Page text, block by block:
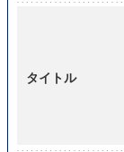
タイトル